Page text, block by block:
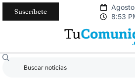
Suscríbete
8:53